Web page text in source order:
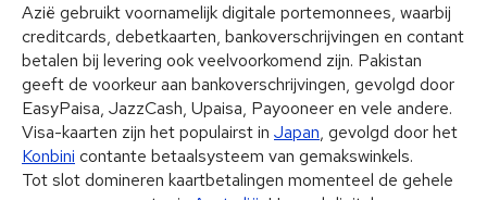
Azië gebruikt voornamelijk digitale portemonnees, waarbij
creditcards, debetkaarten, bankoverschrijvingen en contant
betalen bij levering ook veelvoorkomend zijn. Pakistan
geeft de voorkeur aan bankoverschrijvingen, gevolgd door
EasyPaisa, JazzCash, Upaisa, Payooneer en vele andere.
Visa-kaarten zijn het populairst in Japan, gevolgd door het
Konbini contante betaalsysteem van gemakswinkels.
Tot slot domineren kaartbetalingen momenteel de gehele